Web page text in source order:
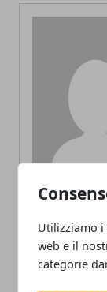
Utilizziamo
web e il
categorie
ARTICOLI